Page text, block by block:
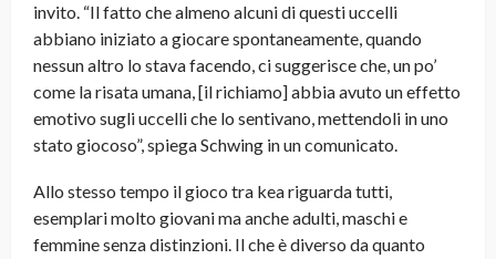
invito. “Il fatto che almeno alcuni di questi uccelli
abbiano iniziato a giocare spontaneamente, quando
nessun altro lo stava facendo, ci suggerisce che, un po’
come la risata umana, [il richiamo] abbia avuto un effetto
emotivo sugli uccelli che lo sentivano, mettendoli in uno
stato giocoso”, spiega Schwing in un comunicato.
Allo stesso tempo il gioco tra kea riguarda tutti,
esemplari molto giovani ma anche adulti, maschi e
femmine senza distinzioni. Il che è diverso da quanto